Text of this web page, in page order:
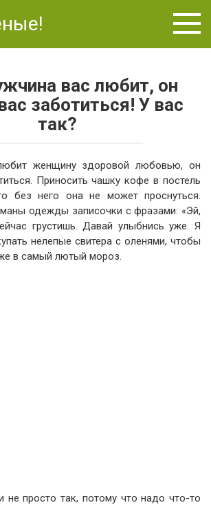
вас любит, он
заботиться! У вас
так?
женщину здоровой любовью, он
Приносить чашку кофе в постель
без него она не может проснуться.
одежды записочки с фразами: «Эй,
грустишь. Давай улыбнись уже. Я
нелепые свитера с оленями, чтобы
в самый лютый мороз.
не просто так, потому что надо что-то